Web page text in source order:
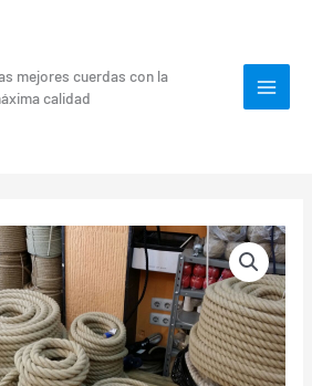
mejores cuerdas con la
calidad